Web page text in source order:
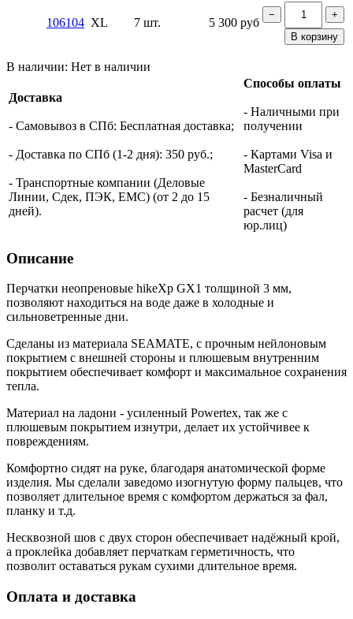
106104 XL 7 шт. 5 300 руб
−
+
В корзину
В наличии: Нет в наличии
Доставка
- Самовывоз в СПб: Бесплатная доставка;
- Доставка по СПб (1-2 дня): 350 руб.;
- Транспортные компании (Деловые
Линии, Сдек, ПЭК, ЕМС) (от 2 до 15
дней).
Способы оплаты
- Наличными при
получении
- Картами Visa и
MasterCard
- Безналичный
расчет (для
юр.лиц)
Описание
Перчатки неопреновые hikeXp GX1 толщиной 3 мм,
позволяют находиться на воде даже в холодные и
сильноветренные дни.
Сделаны из материала SEAMATE, с прочным нейлоновым
покрытием с внешней стороны и плюшевым внутренним
покрытием обеспечивает комфорт и максимальное сохранения
тепла.
Материал на ладони - усиленный Powertex, так же с
плюшевым покрытием изнутри, делает их устойчивее к
повреждениям.
Комфортно сидят на руке, благодаря анатомической форме
изделия. Мы сделали заведомо изогнутую форму пальцев, что
позволяет длительное время с комфортом держаться за фал,
планку и т.д.
Несквозной шов с двух сторон обеспечивает надёжный крой,
а проклейка добавляет перчаткам герметичность, что
позволит оставаться рукам сухими длительное время.
Оплата и доставка